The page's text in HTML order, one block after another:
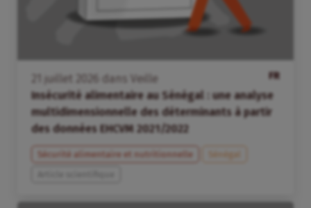
FR
juillet dans
Veille
Insécurité alimentaire au Sénégal : une analyse
multidimensionnelle des déterminants à partir
des données EHCVM 2021/2022
Sécurité alimentaire et nutritionnelle
Sénégal